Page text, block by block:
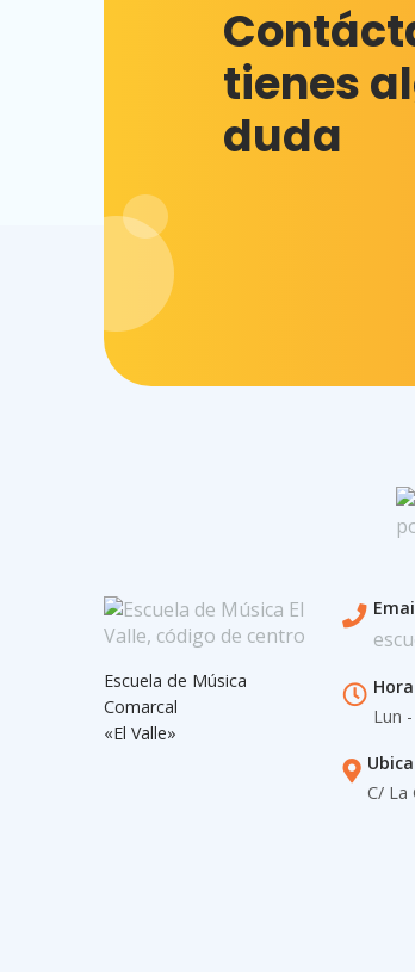
tienes
duda
Escuela de Música
Comarcal
«El Valle»
Lun
C/ La